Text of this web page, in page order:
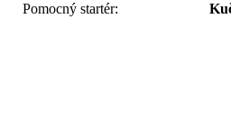
Pomocný startér: